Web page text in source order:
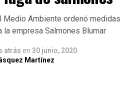
Medio Ambiente ordenó medidas
empresa Salmones Blumar
atrás en 30 junio, 2020
Martínez